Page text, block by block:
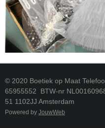
© 2020 Boetiek op Maat
65955552 BTW-nr
51 1102JJ Amsterdam
Powered by JouwWeb